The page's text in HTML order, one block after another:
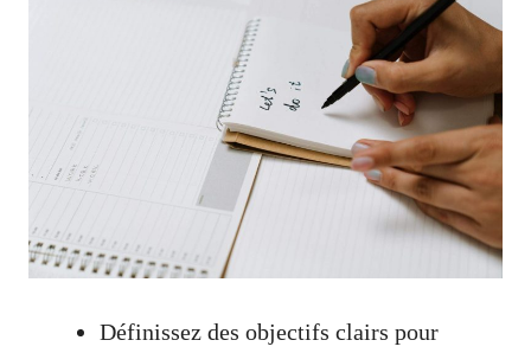
Définissez des objectifs clairs pour